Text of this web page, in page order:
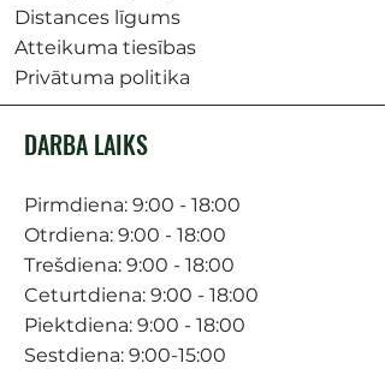
Distances līgums
Atteikuma tiesības
Privātuma politika
DARBA LAIKS
Pirmdiena: 9:00 - 18:00
Otrdiena: 9:00 - 18:00
Trešdiena: 9:00 - 18:00
Ceturtdiena: 9:00 - 18:00
Piektdiena: 9:00 - 18:00
Sestdiena: 9:00-15:00